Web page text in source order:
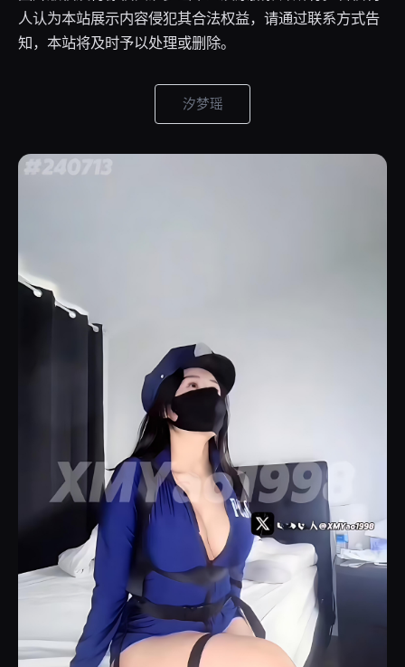
人认为本站展示内容侵犯其合法权益，请通过联系方式告
知，本站将及时予以处理或删除。
汐梦瑶